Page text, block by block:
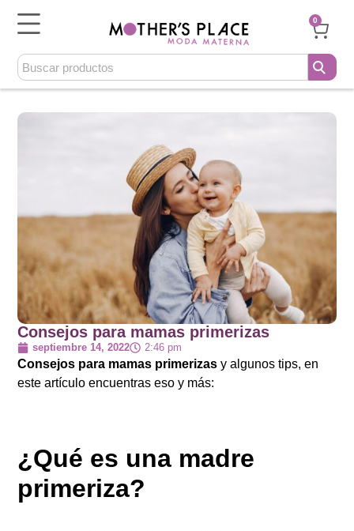
0
Consejos para mamas primerizas
septiembre 14, 2022 2:46 pm
Consejos para mamas primerizasy algunos tips, en
este artículo encuentras eso y más:
¿Qué es una madre
primeriza?